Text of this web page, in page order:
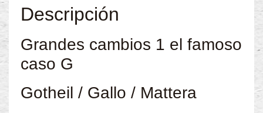
Descripción
Grandes cambios 1 el famoso
caso G
Gotheil / Gallo / Mattera